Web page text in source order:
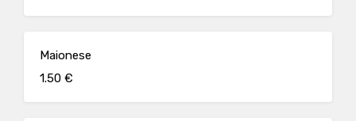
Maionese
1.50 €